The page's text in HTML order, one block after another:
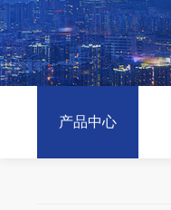
产品中心